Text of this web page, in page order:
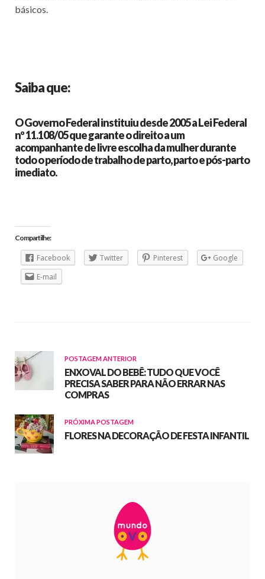
básicos.
Saiba que:
O Governo Federal instituiu desde 2005 a Lei Federal
nº 11.108/05 que garante o direito a um
acompanhante de livre escolha da mulher durante
todo o período de trabalho de parto, parto e pós-parto
imediato.
Compartilhe:
Facebook Twitter Pinterest
Google
E-mail
POSTAGEM ANTERIOR
ENXOVAL DO BEBÊ: TUDO QUE VOCÊ
PRECISA SABER PARA NÃO ERRAR NAS
COMPRAS
PRÓXIMA POSTAGEM
FLORES NA DECORAÇÃO DE FESTA INFANTIL